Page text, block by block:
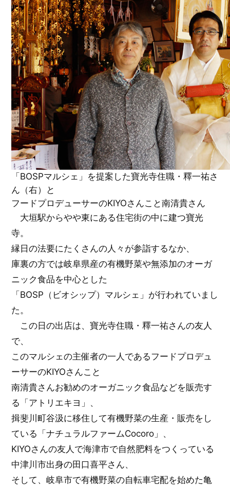
「BOSPマルシェ」を提案した寶光寺住職・釋一祐さ
ん（右）と
フードプロデューサーのKIYOさんこと南清貴さん
大垣駅からやや東にある住宅街の中に建つ寶光
寺。
縁日の法要にたくさんの人々が参詣するなか、
庫裏の方では岐阜県産の有機野菜や無添加のオーガ
ニック食品を中心とした
「BOSP（ビオシップ）マルシェ」が行われていまし
た。
この日の出店は、寶光寺住職・釋一祐さんの友人
で、
このマルシェの主催者の一人であるフードプロデュ
ーサーのKIYOさんこと
南清貴さんお勧めのオーガニック食品などを販売す
る「アトリエキヨ」、
揖斐川町谷汲に移住して有機野菜の生産・販売をし
ている「ナチュラルファームCocoro」、
KIYOさんの友人で海津市で自然肥料をつくっている
中津川市出身の田口喜平さん、
そして、岐阜市で有機野菜の自転車宅配を始めた亀